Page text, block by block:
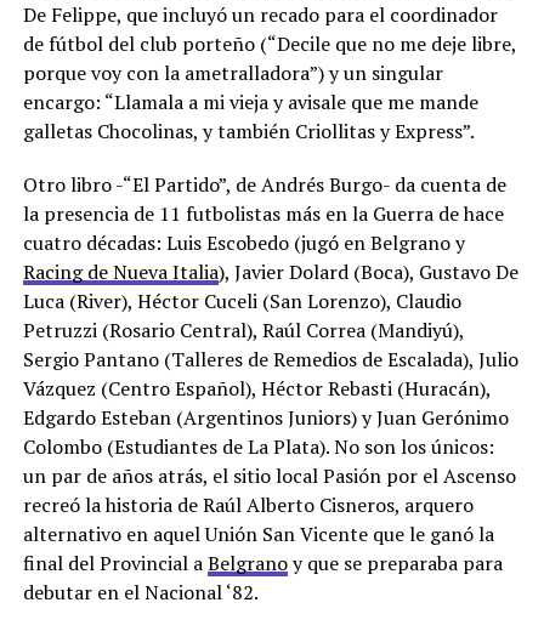
De Felippe, que incluyó un recado para el coordinador
de fútbol del club porteño (“Decile que no me deje libre,
porque voy con la ametralladora”) y un singular
encargo: “Llamala a mi vieja y avisale que me mande
galletas Chocolinas, y también Criollitas y Express”.
Otro libro -“El Partido”, de Andrés Burgo- da cuenta de
la presencia de 11 futbolistas más en la Guerra de hace
cuatro décadas: Luis Escobedo (jugó en Belgrano y
Racing de Nueva Italia), Javier Dolard (Boca), Gustavo De
Luca (River), Héctor Cuceli (San Lorenzo), Claudio
Petruzzi (Rosario Central), Raúl Correa (Mandiyú),
Sergio Pantano (Talleres de Remedios de Escalada), Julio
Vázquez (Centro Español), Héctor Rebasti (Huracán),
Edgardo Esteban (Argentinos Juniors) y Juan Gerónimo
Colombo (Estudiantes de La Plata). No son los únicos:
un par de años atrás, el sitio local Pasión por el Ascenso
recreó la historia de Raúl Alberto Cisneros, arquero
alternativo en aquel Unión San Vicente que le ganó la
final del Provincial aBelgranoy que se preparaba para
debutar en el Nacional ‘82.